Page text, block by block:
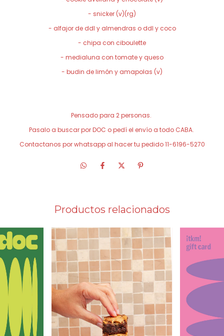
- snicker (v)(rg)
- alfajor de ddl y almendras o ddl y coco
- chipa con ciboulette
- medialuna con tomate y queso
- budin de limón y amapolas (v)
Pensado para 2 personas.
Pasalo a buscar por DOC o pedí el envío a todo CABA.
Contactanos por whatsapp al hacer tu pedido 11-6196-5270
Productos relacionados